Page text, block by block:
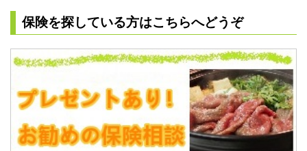
保険を探している方はこちらへどうぞ